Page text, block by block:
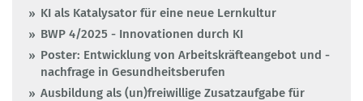
KI als Katalysator für eine neue Lernkultur
BWP 4/2025 - Innovationen durch KI
Poster: Entwicklung von Arbeitskräfteangebot und -
nachfrage in Gesundheitsberufen
Ausbildung als (un)freiwillige Zusatzaufgabe für